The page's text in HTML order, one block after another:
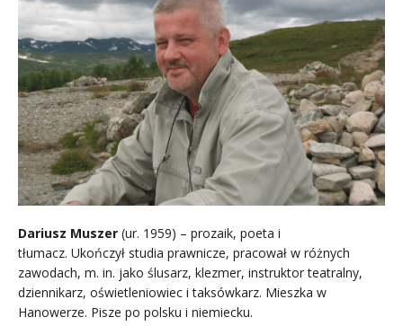
Dariusz Muszer (ur. 1959) – prozaik, poeta i
tłumacz. Ukończył studia prawnicze, pracował w różnych
zawodach, m. in. jako ślusarz, klezmer, instruktor teatralny,
dziennikarz, oświetleniowiec i taksówkarz. Mieszka w
Hanowerze. Pisze po polsku i niemiecku.